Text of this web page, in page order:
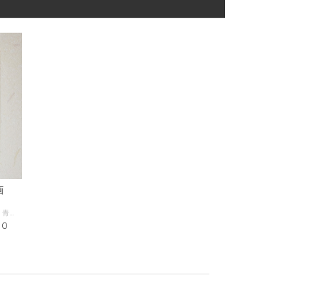
富士山は霊力の強い山として知られていますが、青い富士山は気持ちが落ち着き縁起が良いとされ運気上昇、発展運を高めるといわれています。富士山は大きいため全景を見る時は距離が長く、そのぶん見る人と富士山との間の空気が多くなります。空気分子により青い光を散乱させるので、空気の層が厚くなるほどより青が目に入ります。そのため、他の山より遠くから眺める富士山はより青く見えるのだそうです。 風水でも青色は木の気を持ち「成長」や「仕事運」などと関係が深く、人の心を落ち着かせてくれるため「仕事運」や「判断力」を向上させてくれるといわれています。本商品は、ジグレー版画による雲上の青富士。ジクレーとは、フランス語で「吹き付け」の意味で、いわゆるデジタル版画という最先端の版画技術で、作者独自の“色”と“タッチ”を最も忠実に再現するには、ジクレー技法が最適であると言われています。青富士の絵画は、縁起がいいので、新築、結婚祝など、各種お祝いやお土産にも最適です。 【作家】吉岡浩太郎 〈サイズ・額縁〉 額縁インチサイズ（壁掛け用・ひも付き） 材質；木製フレーム・ガラス 額外寸；約 29ｃｍ×24ｃｍ